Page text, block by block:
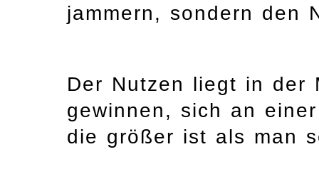
jammern, sondern den
Der Nutzen liegt in der
gewinnen, sich an
die größer ist als man